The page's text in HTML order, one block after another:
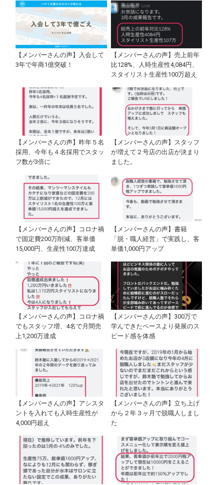
【メンバーさんの声】入会して
3年で年商1億突破！
【メンバーさんの声】売上前年
比128%、人時生産性4,084円、
スタイリスト生産性100万超え
【メンバーさんの声】昨年５名
採用、今年も４名採用でスタッ
フ数が3倍に
【メンバーさんの声】スタッフ
が増えて２号店の出店が決まり
ました。
【メンバーさんの声】コロナ禍
で固定費200万削減、客単価
15,000円、生産性100万達成
【メンバーさんの声】書籍
「脱・職人経営」で実践し、客
単価1,000円アップ
【メンバーさんの声】コロナ禍
でもスタッフ増、4名で月間売
上1,200万達成
【メンバーさんの声】300万で
学んできたペースより発展のス
ピード感を体感
【メンバーさんの声】アシスタ
ントを入れても人時生産性が
4,000円超え
【メンバーさんの声】立ち上げ
から２年３ヶ月で脱職人しまし
た